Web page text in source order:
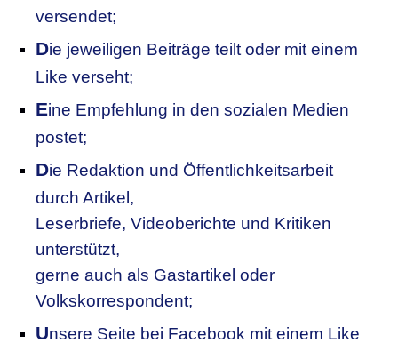
versendet;
Die jeweiligen Beiträge teilt oder mit einem
Like verseht;
Eine Empfehlung in den sozialen Medien
postet;
Die Redaktion und Öffentlichkeitsarbeit
durch Artikel,
Leserbriefe, Videoberichte und Kritiken
unterstützt,
gerne auch als Gastartikel oder
Volkskorrespondent;
Unsere Seite bei Facebook mit einem Like